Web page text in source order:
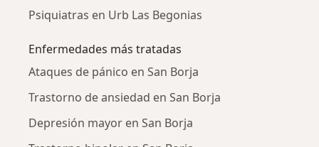
Psiquiatras en Urb Las Begonias
Enfermedades más tratadas
Ataques de pánico en San Borja
Trastorno de ansiedad en San Borja
Depresión mayor en San Borja